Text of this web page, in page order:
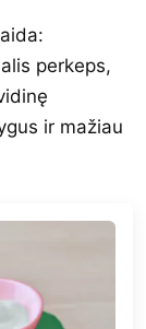
perkeps,
ir mažiau